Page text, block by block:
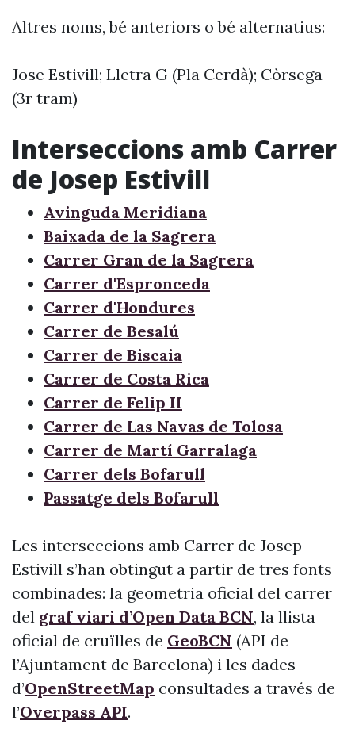
Altres noms, bé anteriors o bé alternatius:
Jose Estivill; Lletra G (Pla Cerdà); Còrsega
(3r tram)
Interseccions amb Carrer
de Josep Estivill
Avinguda Meridiana
Baixada de la Sagrera
Carrer Gran de la Sagrera
Carrer d'Espronceda
Carrer d'Hondures
Carrer de Besalú
Carrer de Biscaia
Carrer de Costa Rica
Carrer de Felip II
Carrer de Las Navas de Tolosa
Carrer de Martí Garralaga
Carrer dels Bofarull
Passatge dels Bofarull
Les interseccions amb Carrer de Josep
Estivill s’han obtingut a partir de tres fonts
combinades: la geometria oficial del carrer
del graf viari d’Open Data BCN, la llista
oficial de cruïlles de GeoBCN (API de
l’Ajuntament de Barcelona) i les dades
d’OpenStreetMap consultades a través de
l’Overpass API.